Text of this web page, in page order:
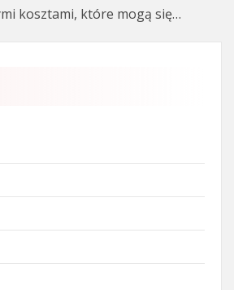
kosztami, które mogą się…